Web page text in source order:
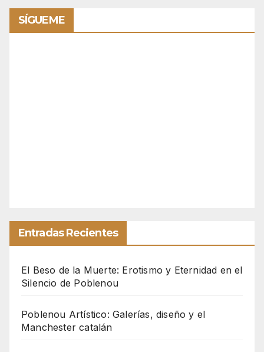
SÍGUEME
Entradas Recientes
El Beso de la Muerte: Erotismo y Eternidad en el
Silencio de Poblenou
Poblenou Artístico: Galerías, diseño y el
Manchester catalán